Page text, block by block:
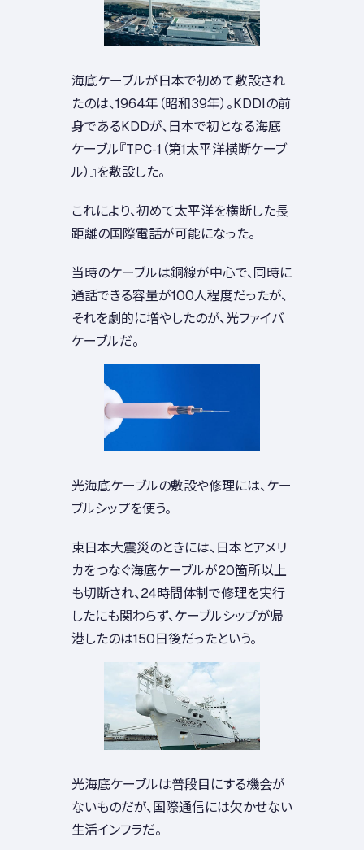
海底ケーブルが日本で初めて敷設され
たのは、1964年（昭和39年）。KDDIの前
身であるKDDが、日本で初となる海底
ケーブル『TPC-1（第1太平洋横断ケーブ
ル）』を敷設した。
これにより、初めて太平洋を横断した長
距離の国際電話が可能になった。
当時のケーブルは銅線が中心で、同時に
通話できる容量が100人程度だったが、
それを劇的に増やしたのが、光ファイバ
ケーブルだ。
光海底ケーブルの敷設や修理には、ケー
ブルシップを使う。
東日本大震災のときには、日本とアメリ
カをつなぐ海底ケーブルが20箇所以上
も切断され、24時間体制で修理を実行
したにも関わらず、ケーブルシップが帰
港したのは150日後だったという。
光海底ケーブルは普段目にする機会が
ないものだが、国際通信には欠かせない
生活インフラだ。